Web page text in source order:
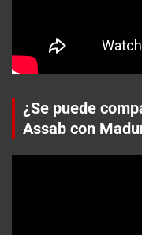
¿Se puede
Assab con